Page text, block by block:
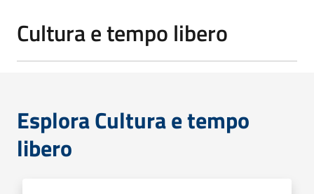
Cultura e tempo libero
Esplora Cultura e tempo
libero